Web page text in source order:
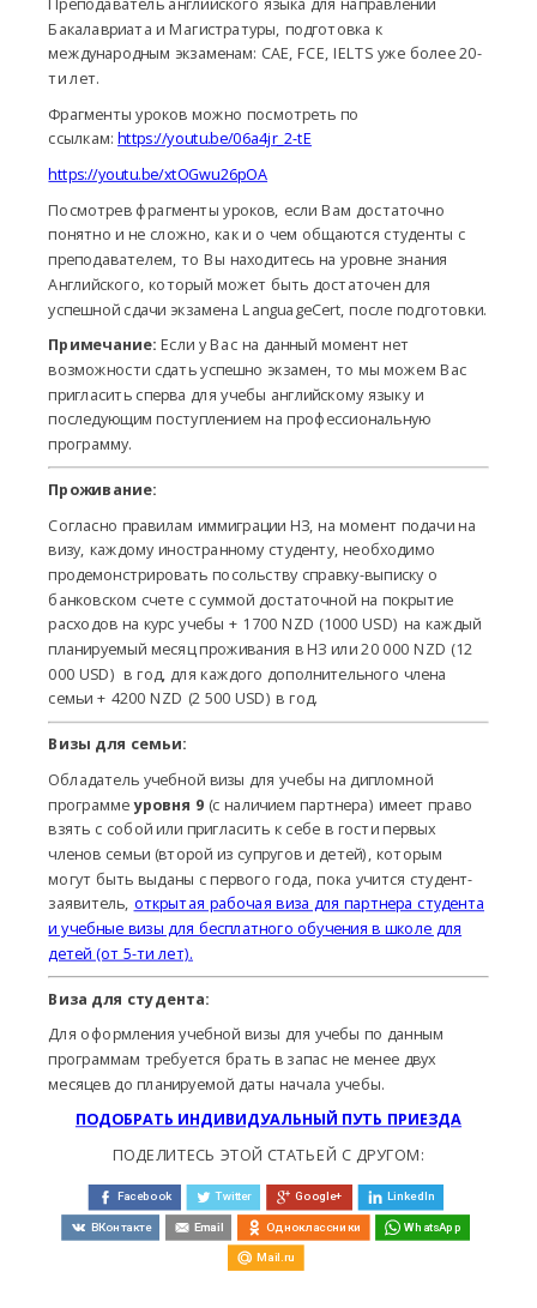
Бакалавриата и Магистратуры, подготовка к
международным экзаменам: CAE, FCE, IELTS уже более 20-
ти лет.
Фрагменты уроков можно посмотреть по
ссылкам: https://youtu.be/06a4jr_2-tE
https://youtu.be/xtOGwu26pOA
Посмотрев фрагменты уроков, если Вам достаточно
понятно и не сложно, как и о чем общаются студенты с
преподавателем, то Вы находитесь на уровне знания
Английского, который может быть достаточен для
успешной сдачи экзамена LanguageCert, после подготовки.
Примечание: Если у Вас на данный момент нет
возможности сдать успешно экзамен, то мы можем Вас
пригласить сперва для учебы английскому языку и
последующим поступлением на профессиональную
программу.
Проживание:
Согласно правилам иммиграции НЗ,на момент подачи на
визу, каждому иностранному студенту, необходимо
продемонстрировать посольству справку-выписку о
банковском счете с суммой достаточной на покрытие
расходов на курс учебы + 1700 NZD (1000 USD) на каждый
планируемый месяц проживания в НЗ или 20 000 NZD (12
000 USD) в год, для каждого дополнительного члена
семьи + 4200 NZD (2 500 USD) в год.
Визы для семьи:
Обладатель учебной визы для учебы на дипломной
программеуровня 9 (с наличием партнера) имеет право
взять с собой или пригласить к себе в гости первых
членов семьи (второй из супругов и детей), которым
могут быть выданы с первого года, пока учится студент-
заявитель, открытая рабочая виза для партнера студента
и учебные визы для бесплатного обучения в школе для
детей (от 5-ти лет).
Виза для студента:
Для оформления учебной визы для учебы по данным
программам требуется брать в запас не менее двух
месяцев до планируемой даты начала учебы.
ПОДОБРАТЬ ИНДИВИДУАЛЬНЫЙ ПУТЬ ПРИЕЗДА
ПОДЕЛИТЕСЬ ЭТОЙ СТАТЬЕЙ С ДРУГОМ:
Facebook Twitter Google+ LinkedIn
ВКонтакте Email Одноклассники WhatsApp
Mail.ru